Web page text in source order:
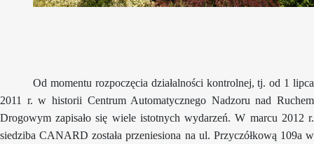
Od momentu rozpoczęcia działalności kontrolnej, tj. od 1 lipca
2011 r. w historii Centrum Automatycznego Nadzoru nad Ruchem
Drogowym zapisało się wiele istotnych wydarzeń. W marcu 2012 r.
siedziba CANARD została przeniesiona na ul. Przyczółkową 109a w